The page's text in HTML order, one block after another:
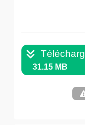
31.15 MB